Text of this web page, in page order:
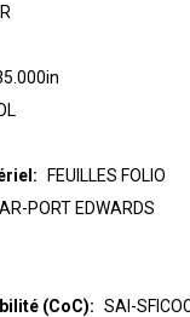
PORT EDWARDS
FEUILLES FOLIO
(CoC): SAI-